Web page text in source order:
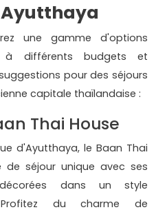
une gamme d'options
à différents budgets et
pour des séjours
capitale thaïlandaise :
Thai House
d'Ayutthaya, le Baan Thai
de séjour unique avec ses
dans un style
Profitez du charme de